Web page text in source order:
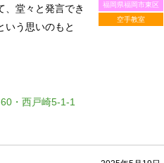
福岡県福岡市東区
空手教室
、堂々と発言でき
いう思いのもと
・西戸崎5-1-1